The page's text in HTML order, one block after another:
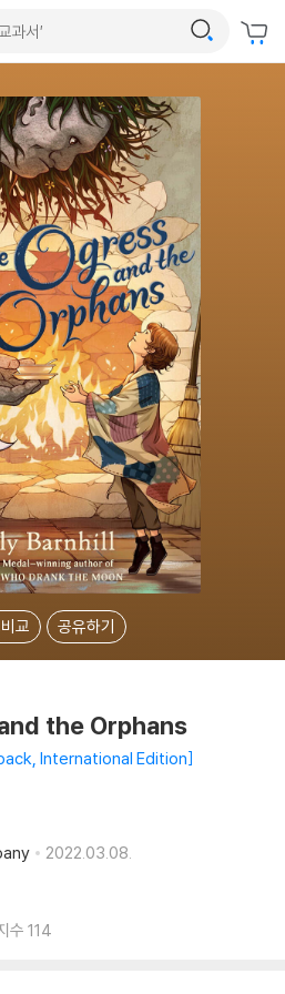
교 공유하기
the Orphans
International Edition
2022.03.08.
수 114